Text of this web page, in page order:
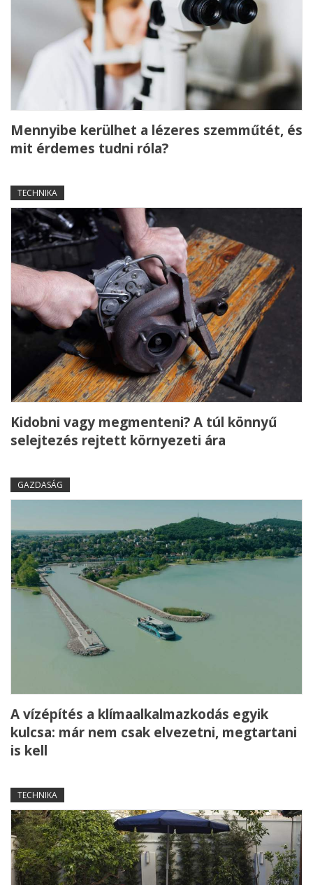
Mennyibe kerülhet a lézeres szemműtét, és
mit érdemes tudni róla?
TECHNIKA
Kidobni vagy megmenteni? A túl könnyű
selejtezés rejtett környezeti ára
GAZDASÁG
A vízépítés a klímaalkalmazkodás egyik
kulcsa: már nem csak elvezetni, megtartani
is kell
TECHNIKA